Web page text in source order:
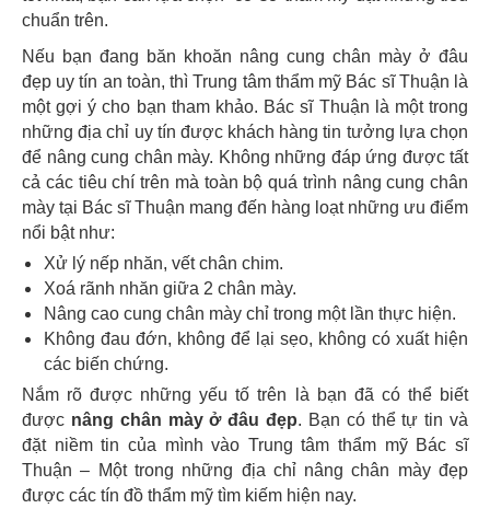
chuẩn trên.
Nếu bạn đang băn khoăn nâng cung chân mày ở đâu
đẹp uy tín an toàn, thì Trung tâm thẩm mỹ Bác sĩ Thuận là
một gợi ý cho bạn tham khảo. Bác sĩ Thuận là một trong
những địa chỉ uy tín được khách hàng tin tưởng lựa chọn
để nâng cung chân mày. Không những đáp ứng được tất
cả các tiêu chí trên mà toàn bộ quá trình nâng cung chân
mày tại Bác sĩ Thuận mang đến hàng loạt những ưu điểm
nổi bật như:
Xử lý nếp nhăn, vết chân chim.
Xoá rãnh nhăn giữa 2 chân mày.
Nâng cao cung chân mày chỉ trong một lần thực hiện.
Không đau đớn, không để lại sẹo, không có xuất hiện
các biến chứng.
Nắm rõ được những yếu tố trên là bạn đã có thể biết
được nâng chân mày ở đâu đẹp. Bạn có thể tự tin và
đặt niềm tin của mình vào Trung tâm thẩm mỹ Bác sĩ
Thuận – Một trong những địa chỉ nâng chân mày đẹp
được các tín đồ thẩm mỹ tìm kiếm hiện nay.